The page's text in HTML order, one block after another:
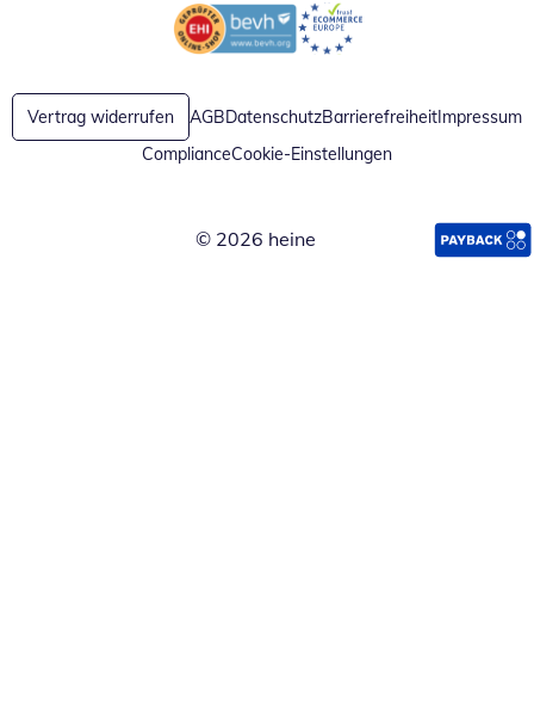
Öffnet in neuem FensterÖffnet in neuem Fenster
Vertrag widerrufen AGBDatenschutzBarrierefreiheitImpressum
ComplianceCookie-Einstellungen
© 2026 heine